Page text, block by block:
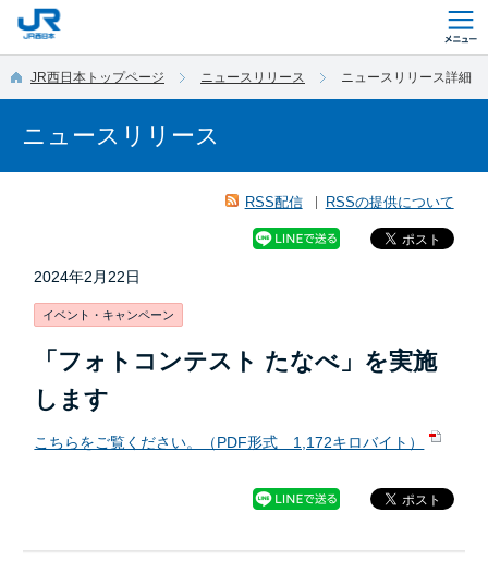
JR西日本トップページ ニュースリリース ニュースリリース詳細
ニュースリリース
RSS配信 RSSの提供について
2024年2月22日
イベント・キャンペーン
「フォトコンテスト たなべ」を実施
します
こちらをご覧ください。（PDF形式 1,172キロバイト）